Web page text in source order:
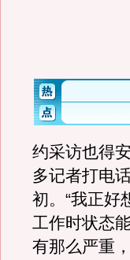
约采访也得
多记者打电
初。“我正好
工作时状态
有那么严重